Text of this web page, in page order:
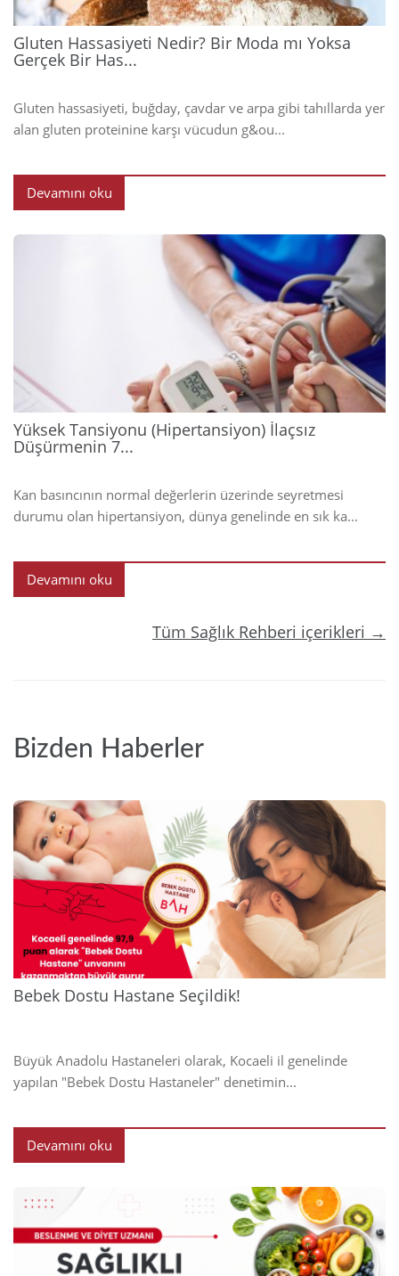
Gluten Hassasiyeti Nedir? Bir Moda mı Yoksa
Gerçek Bir Has...
Gluten hassasiyeti, buğday, çavdar ve arpa gibi tahıllarda yer
alan gluten proteinine karşı vücudun g&ou...
Devamını oku
2026
Yüksek Tansiyonu (Hipertansiyon) İlaçsız
Düşürmenin 7...
Kan basıncının normal değerlerin üzerinde seyretmesi
durumu olan hipertansiyon, dünya genelinde en sık ka...
Devamını oku
Tüm Sağlık Rehberi içerikleri →
Bizden Haberler
2024
Bebek Dostu Hastane Seçildik!
Büyük Anadolu Hastaneleri olarak, Kocaeli il genelinde
yapılan "Bebek Dostu Hastaneler" denetimin...
Devamını oku